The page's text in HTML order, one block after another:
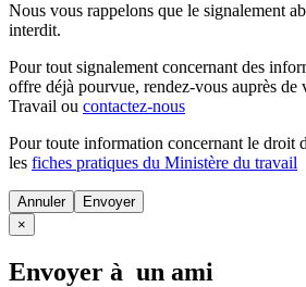
Nous vous rappelons que le signalement
interdit.
Pour tout signalement concernant des
offre déjà pourvue, rendez-vous auprès de
Travail ou contactez-nous
Pour toute information concernant le droit
les fiches pratiques du Ministère du travail
Annuler
×
Envoyer à un ami